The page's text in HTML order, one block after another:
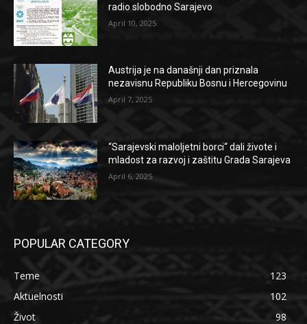
radio slobodno Sarajevo
April 10, 2025
Austrija je na današnji dan priznala
nezavisnu Republiku Bosnu i Hercegovinu
April 7, 2025
“Sarajevski maloljetni borci“ dali živote i
mladost za razvoj i zaštitu Grada Sarajeva
April 6, 2025
POPULAR CATEGORY
Teme
123
Aktuelnosti
102
Život
98